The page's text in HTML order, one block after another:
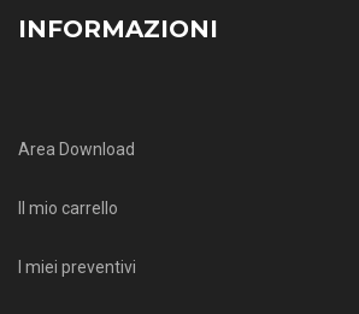
INFORMAZIONI
Area Download
Il mio carrello
I miei preventivi